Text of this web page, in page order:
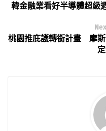
韓金融業看好半導體超級
桃園推庇護轉銜計畫 摩